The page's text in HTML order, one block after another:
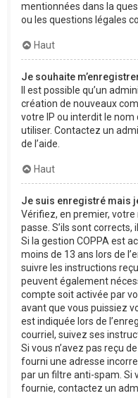
mentionnées dans la
ou les questions légales
Haut
Je souhaite
Il est possible qu’un
création de nouveaux
votre IP ou interdit le nom
utiliser. Contactez un
de l’aide.
Haut
Je suis enregistré mais
Vérifiez, en premier,
passe. S’ils sont corrects,
Si la gestion COPPA est
moins de 13 ans lors de
suivre les instructions
peuvent également
compte soit activée par
avant que vous puissiez
est indiquée lors de
courriel, suivez ses
Si vous n’avez pas reçu
fourni une adresse
par un filtre anti-spam. Si
fournie, contactez un